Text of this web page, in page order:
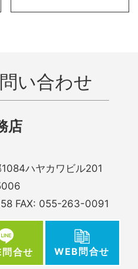
い合わせ
店
ハヤカワビル201
FAX: 055-263-0091
合せ WEB問合せ